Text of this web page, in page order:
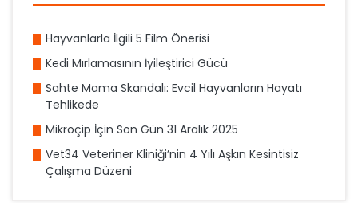
Hayvanlarla İlgili 5 Film Önerisi
Kedi Mırlamasının İyileştirici Gücü
Sahte Mama Skandalı: Evcil Hayvanların Hayatı
Tehlikede
Mikroçip İçin Son Gün 31 Aralık 2025
Vet34 Veteriner Kliniği’nin 4 Yılı Aşkın Kesintisiz
Çalışma Düzeni